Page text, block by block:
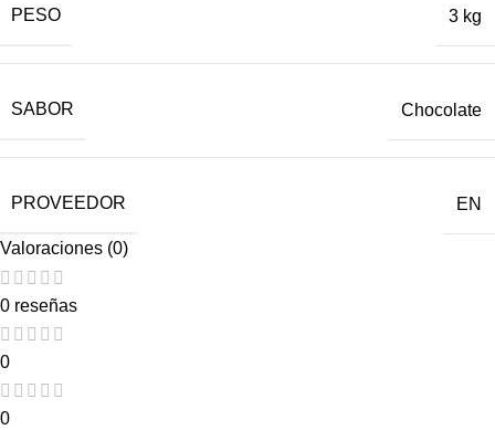
PESO 3 kg
SABOR Chocolate
PROVEEDOR EN
Valoraciones (0)
0 reseñas
0
0